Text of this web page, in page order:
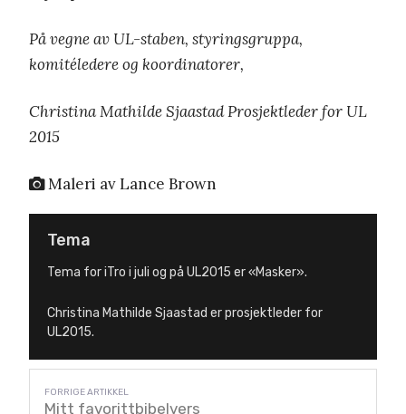
På vegne av UL-staben, styringsgruppa,
komitéledere og koordinatorer,
Christina Mathilde Sjaastad Prosjektleder for UL
2015
Maleri av Lance Brown
Tema
Tema for iTro i juli og på UL2015 er «Masker».
Christina Mathilde Sjaastad er prosjektleder for
UL2015.
Mitt favorittbibelvers